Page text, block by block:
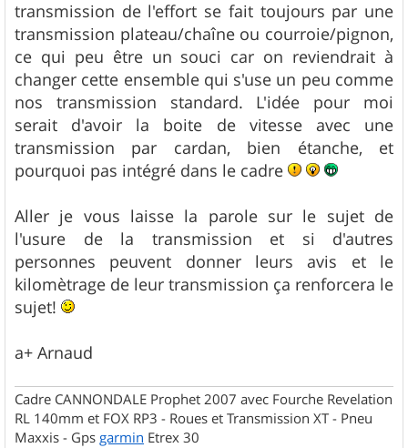
transmission de l'effort se fait toujours par une
transmission plateau/chaîne ou courroie/pignon,
ce qui peu être un souci car on reviendrait à
changer cette ensemble qui s'use un peu comme
nos transmission standard. L'idée pour moi
serait d'avoir la boite de vitesse avec une
transmission par cardan, bien étanche, et
pourquoi pas intégré dans le cadre
Aller je vous laisse la parole sur le sujet de
l'usure de la transmission et si d'autres
personnes peuvent donner leurs avis et le
kilomètrage de leur transmission ça renforcera le
sujet!
a+ Arnaud
Cadre CANNONDALE Prophet 2007 avec Fourche Revelation
RL 140mm et FOX RP3 - Roues et Transmission XT - Pneu
Maxxis - Gps garmin Etrex 30